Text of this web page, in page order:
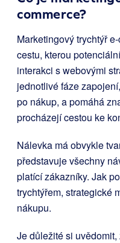
commerce?
Marketingový trychtýř
cestu, kterou
interakci s webovými
jednotlivé fáze
po nákup, a pomáhá
procházejí cestou ke
Nálevka má obvykle
představuje všechny
platící zákazníky. Jak
trychtýřem, strategické
nákupu.
Je důležité si